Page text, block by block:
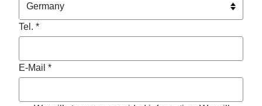
Tel. *
E-Mail *